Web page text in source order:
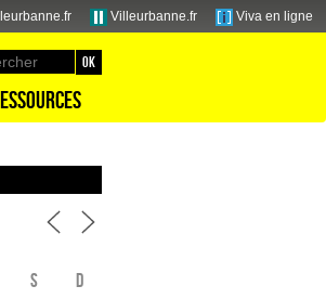
Villeurbanne.fr Viva en ligne
S D